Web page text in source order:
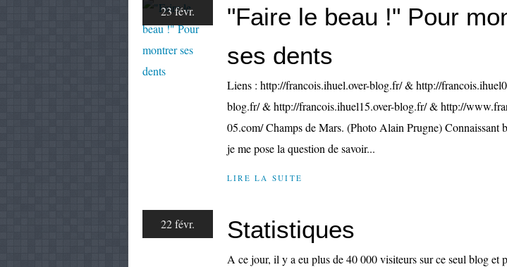
23 févr.
"Faire le beau !" Pour
ses dents
Liens : http://francois.ihuel.over-blog.fr/ & http://
blog.fr/ & http://francois.ihuel15.over-blog.fr/ & http://
05.com/ Champs de Mars. (Photo Alain Prugne) Connaissant
je me pose la question de savoir...
LIRE LA SUITE
22 févr. Statistiques
A ce jour, il y a eu plus de 40 000 visiteurs sur ce seul blog et